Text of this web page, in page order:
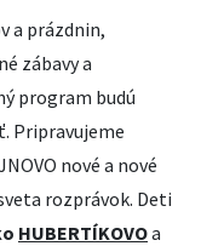
a prázdnin,
zábavy a
program budú
Pripravujeme
nové a nové
rozprávok. Deti
HUBERTÍKOVOa